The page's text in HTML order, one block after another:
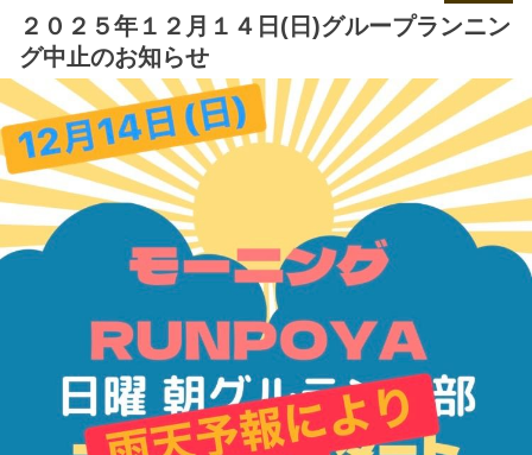
２０２５年１２月１４日(日)グループランニン
グ中止のお知らせ